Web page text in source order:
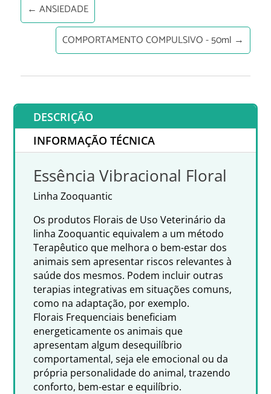
← ANSIEDADE
COMPORTAMENTO COMPULSIVO - 50ml →
DESCRIÇÃO
INFORMAÇÃO TÉCNICA
Essência Vibracional Floral
Linha Zooquantic
Os produtos Florais de Uso Veterinário da
linha Zooquantic equivalem a um método
Terapêutico que melhora o bem-estar dos
animais sem apresentar riscos relevantes à
saúde dos mesmos. Podem incluir outras
terapias integrativas em situações comuns,
como na adaptação, por exemplo.
Florais Frequenciais beneficiam
energeticamente os animais que
apresentam algum desequilíbrio
comportamental, seja ele emocional ou da
própria personalidade do animal, trazendo
conforto, bem-estar e equilíbrio.